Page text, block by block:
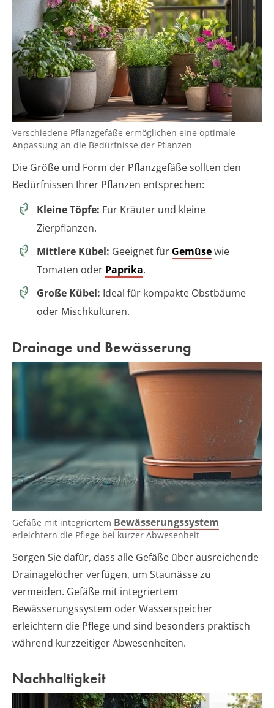
Verschiedene Pflanzgefäße ermöglichen eine optimale
Anpassung an die Bedürfnisse der Pflanzen
Die Größe und Form der Pflanzgefäße sollten den
Bedürfnissen Ihrer Pflanzen entsprechen:
Kleine Töpfe: Für Kräuter und kleine
Zierpflanzen.
Mittlere Kübel: Geeignet für Gemüsewie
Tomaten oder Paprika.
Große Kübel: Ideal für kompakte Obstbäume
oder Mischkulturen.
Drainage und Bewässerung
Gefäße mit integriertem Bewässerungssystem
erleichtern die Pflege bei kurzer Abwesenheit
Sorgen Sie dafür, dass alle Gefäße über ausreichende
Drainagelöcher verfügen, um Staunässe zu
vermeiden. Gefäße mit integriertem
Bewässerungssystem oder Wasserspeicher
erleichtern die Pflege und sind besonders praktisch
während kurzzeitiger Abwesenheiten.
Nachhaltigkeit